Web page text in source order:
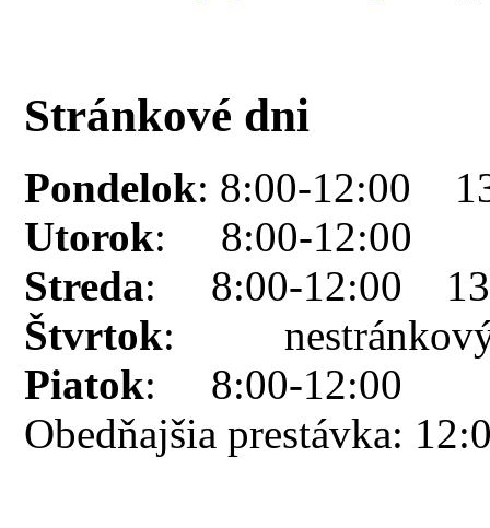
Stránkové dni
Pondelok: 8:00-12:00
Utorok: 8:00-12:00
Streda: 8:00-12:00
Štvrtok: nestránkový
Piatok: 8:00-12:00
Obedňajšia prestávka: